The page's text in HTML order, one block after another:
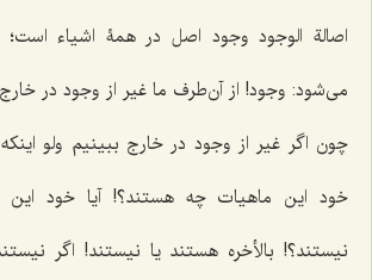
اصالة الوجود وجود اصل در همۀ اشیاء
می‌شود: وجود! از آن‌طرف ما غیر از وجود در خارج
چون اگر غیر از وجود در خارج ببینیم ولو
خود این ماهیات چه‌ هستند؟! آیا خود این
نیستند؟! بالأخره هستند یا نیستند! اگر